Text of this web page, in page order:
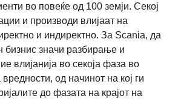
во повеќе од 100 земји. Секој
и производи влијаат на
и индиректно. За Scania, да
бизнис значи разбирање и
влијанија во секоја фаза во
од начинот на кој ги
до фазата на крајот на